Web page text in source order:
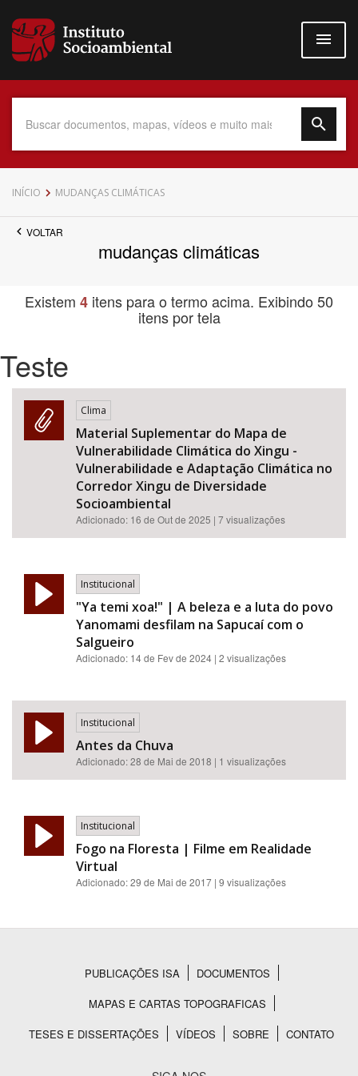
para
conteúdo
Data do Documento
Tema
Área de Levantamento
BUSCAR
INÍCIO MUDANÇAS CLIMÁTICAS
VOLTAR
mudanças climáticas
Existem 4 itens para o termo acima. Exibindo 50
itens por tela
Teste
Clima
Material Suplementar do Mapa de
Vulnerabilidade Climática do Xingu -
Vulnerabilidade e Adaptação Climática no
Corredor Xingu de Diversidade
Socioambiental
Adicionado: 16 de Out de 2025 | 7 visualizações
Institucional
"Ya temi xoa!" | A beleza e a luta do povo
Yanomami desfilam na Sapucaí com o
Salgueiro
Adicionado: 14 de Fev de 2024 | 2 visualizações
Institucional
Antes da Chuva
Adicionado:28 de Mai de 2018 | 1 visualizações
Institucional
Fogo na Floresta | Filme em Realidade
Virtual
Adicionado:29 de Mai de 2017 | 9 visualizações
Rodapé
PUBLICAÇÕES ISA
DOCUMENTOS
MAPAS E CARTAS TOPOGRAFICAS
TESES E DISSERTAÇÕES
VÍDEOS SOBRE CONTATO